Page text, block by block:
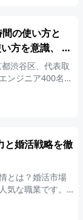
の使い方と
方を意識、 平
投資～キャリ
に～
渋谷区、代表取
ンジニア400名を
る調査を実施し
と婚活戦略を徹
とは？婚活市場
気な職業です。
させる戦略的な